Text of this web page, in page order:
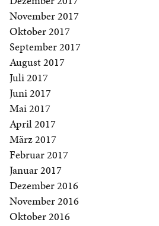
November 2017
Oktober 2017
September 2017
August 2017
Juli 2017
Juni 2017
Mai 2017
April 2017
März 2017
Februar 2017
Januar 2017
Dezember 2016
November 2016
Oktober 2016